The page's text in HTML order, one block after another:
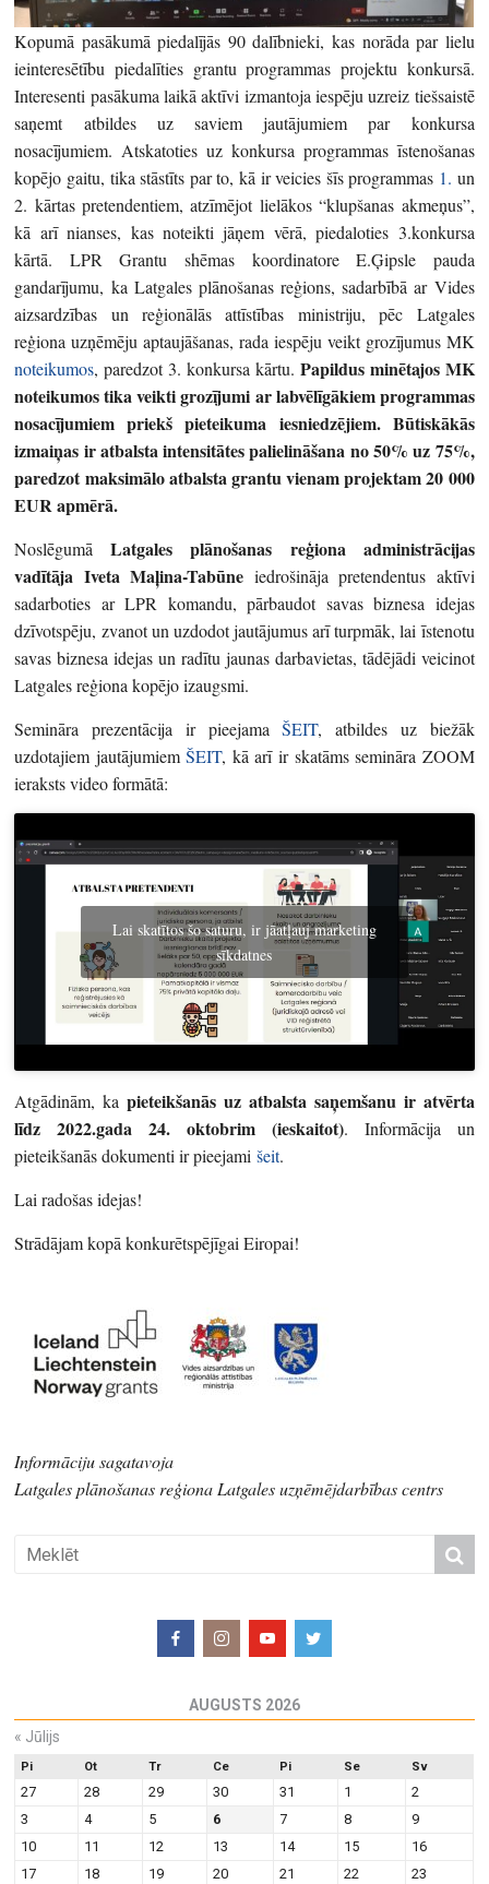
Kopumā pasākumā piedalījās 90 dalībnieki, kas norāda par lielu
ieinteresētību piedalīties grantu programmas projektu konkursā.
Interesenti pasākuma laikā aktīvi izmantoja iespēju uzreiz tiešsaistē
saņemt atbildes uz saviem jautājumiem par konkursa
nosacījumiem. Atskatoties uz konkursa programmas īstenošanas
kopējo gaitu, tika stāstīts par to, kā ir veicies šīs programmas 1. un
2. kārtas pretendentiem, atzīmējot lielākos “klupšanas akmeņus”,
kā arī nianses, kas noteikti jāņem vērā, piedaloties 3.konkursa
kārtā. LPR Grantu shēmas koordinatore E.Ģipsle pauda
gandarījumu, ka Latgales plānošanas reģions, sadarbībā ar Vides
aizsardzības un reģionālās attīstības ministriju, pēc Latgales
reģiona uzņēmēju aptaujāšanas, rada iespēju veikt grozījumus MK
noteikumos, paredzot 3. konkursa kārtu. Papildus minētajos MK
noteikumos tika veikti grozījumi ar labvēlīgākiem programmas
nosacījumiem priekš pieteikuma iesniedzējiem. Būtiskākās
izmaiņas ir atbalsta intensitātes palielināšana no 50% uz 75%,
paredzot maksimālo atbalsta grantu vienam projektam 20 000
EUR apmērā.
NoslēgumāLatgales plānošanas reģiona administrācijas
vadītāja Iveta Maļina-Tabūne iedrošināja pretendentus aktīvi
sadarboties ar LPR komandu, pārbaudot savas biznesa idejas
dzīvotspēju, zvanot un uzdodot jautājumus arī turpmāk, lai īstenotu
savas biznesa idejas un radītu jaunas darbavietas, tādējādi veicinot
Latgales reģiona kopējo izaugsmi.
Semināra prezentācija ir pieejamaŠEIT, atbildes uz biežāk
uzdotajiem jautājumiemŠEIT, kā arī ir skatāms semināra ZOOM
ieraksts video formātā:
Lai skatītos šo saturu, ir jāatļauj marketing
sīkdatnes
Atgādinām, kapieteikšanās uz atbalsta saņemšanu ir atvērta
līdz 2022.gada 24. oktobrim (ieskaitot). Informācija un
pieteikšanās dokumenti ir pieejamišeit.
Lai radošas idejas!
Strādājam kopā konkurētspējīgai Eiropai!
Informāciju sagatavoja
Latgales plānošanas reģiona Latgales uzņēmējdarbības centrs
AUGUSTS 2026
« Jūlijs
Pi Ot Tr Ce Pi Se Sv
27 28 29 30 31 1
2
3
4 5 6 7 8
9
10
11 12 13 14 15
16
17
18 19 20 21 22
23